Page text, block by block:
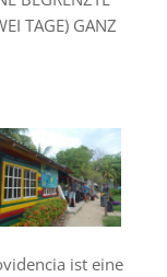
TAGE) GANZ
ist eine